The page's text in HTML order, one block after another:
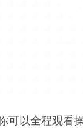
可以全程观看